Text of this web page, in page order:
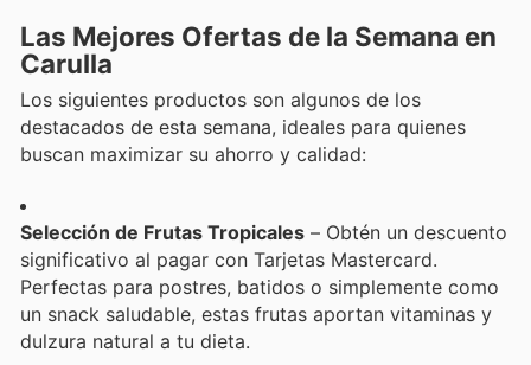
Las Mejores Ofertas de la Semana en
Carulla
Los siguientes productos son algunos de los
destacados de esta semana, ideales para quienes
buscan maximizar su ahorro y calidad:
Selección de Frutas Tropicales – Obtén un descuento
significativo al pagar con Tarjetas Mastercard.
Perfectas para postres, batidos o simplemente como
un snack saludable, estas frutas aportan vitaminas y
dulzura natural a tu dieta.